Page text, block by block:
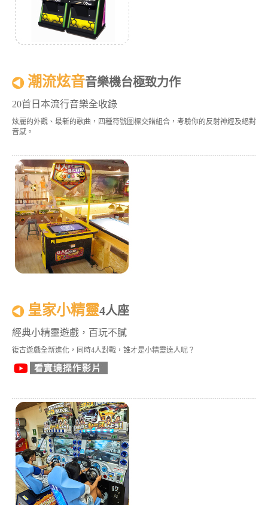
潮流炫音音樂機台極致力作
20首日本流行音樂全收錄
炫麗的外觀、最新的歌曲，四種符號圖標交錯組合，考驗你的反射神經及絕對
音感。
皇家小精靈4人座
經典小精靈遊戲，百玩不膩
復古遊戲全新進化，同時4人對戰，誰才是小精靈達人呢？